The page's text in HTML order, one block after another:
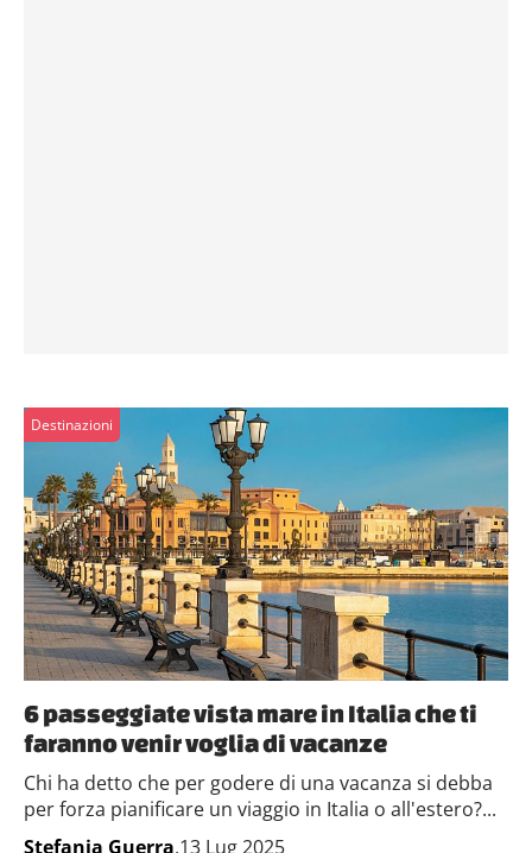
Destinazioni
6 passeggiate vista mare in Italia che ti
faranno venir voglia di vacanze
Chi ha detto che per godere di una vacanza si debba
per forza pianificare un viaggio in Italia o all'estero?...
Stefania Guerra,13 Lug 2025